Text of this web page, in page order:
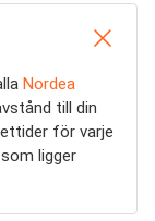
Nordea
till din
för varje
ligger